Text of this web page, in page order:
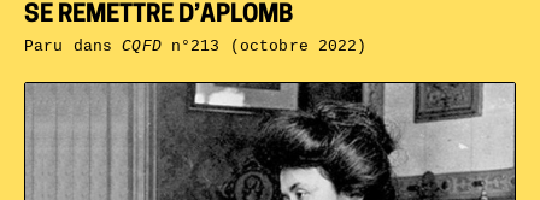
SE REMETTRE D’APLOMB
Paru dansCQFDn°213 (octobre 2022)